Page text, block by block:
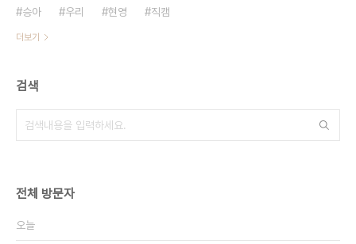
승아
우리 현영 직캠
더보기
검색
전체 방문자
오늘